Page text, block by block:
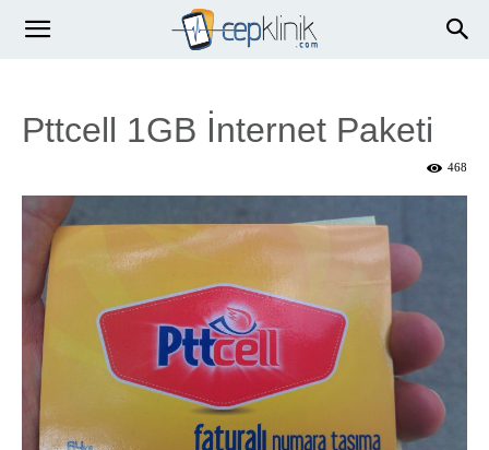
Pttcell 1GB İnternet Paketi
468